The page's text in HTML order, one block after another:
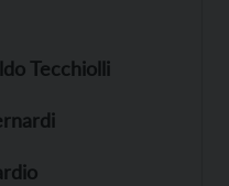
Tecchiolli